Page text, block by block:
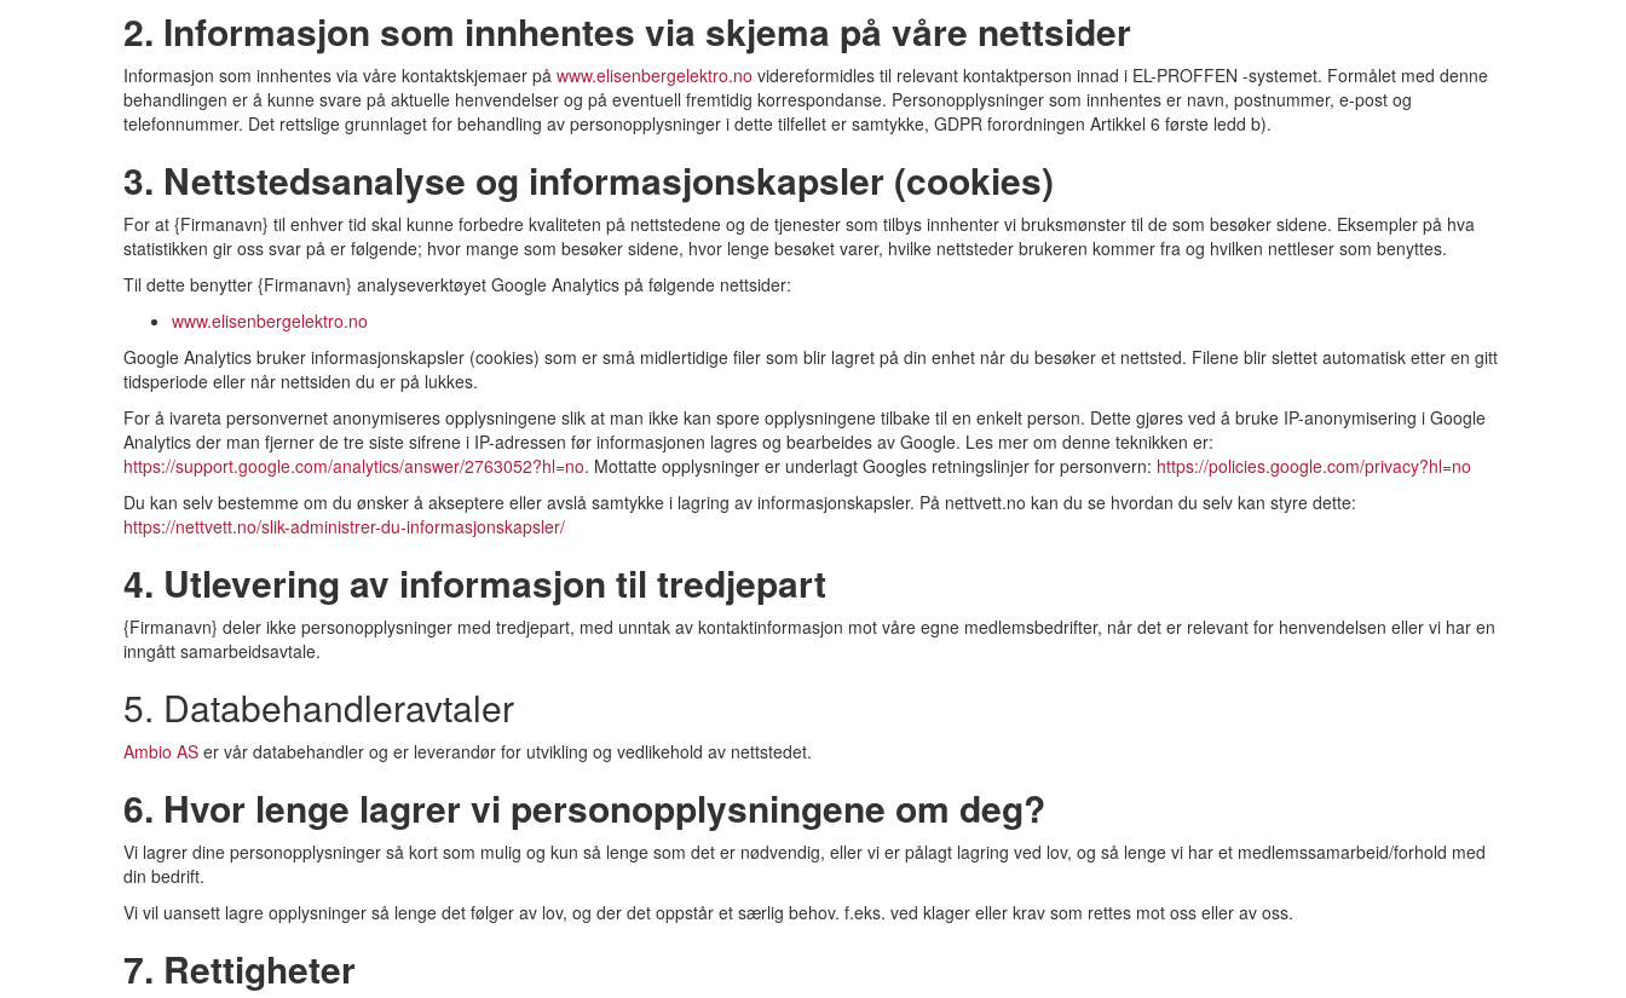
2. Informasjon som innhentes via skjema på våre nettsider
Informasjon som innhentes via våre kontaktskjemaer på www.elisenbergelektro.no videreformidles til relevant kontaktperson innad i EL-PROFFEN -systemet. Formålet med denne
behandlingen er å kunne svare på aktuelle henvendelser og på eventuell fremtidig korrespondanse. Personopplysninger som innhentes er navn, postnummer, e-post og
telefonnummer. Det rettslige grunnlaget for behandling av personopplysninger i dette tilfellet er samtykke, GDPR forordningen Artikkel 6 første ledd b).
3. Nettstedsanalyse og informasjonskapsler (cookies)
For at {Firmanavn} til enhver tid skal kunne forbedre kvaliteten på nettstedene og de tjenester som tilbys innhenter vi bruksmønster til de som besøker sidene. Eksempler på hva
statistikken gir oss svar på er følgende; hvor mange som besøker sidene, hvor lenge besøket varer, hvilke nettsteder brukeren kommer fra og hvilken nettleser som benyttes.
Til dette benytter {Firmanavn} analyseverktøyet Google Analytics på følgende nettsider:
www.elisenbergelektro.no
Google Analytics bruker informasjonskapsler (cookies) som er små midlertidige filer som blir lagret på din enhet når du besøker et nettsted. Filene blir slettet automatisk etter en gitt
tidsperiode eller når nettsiden du er på lukkes.
For å ivareta personvernet anonymiseres opplysningene slik at man ikke kan spore opplysningene tilbake til en enkelt person. Dette gjøres ved å bruke IP-anonymisering i Google
Analytics der man fjerner de tre siste sifrene i IP-adressen før informasjonen lagres og bearbeides av Google. Les mer om denne teknikken er:
https://support.google.com/analytics/answer/2763052?hl=no. Mottatte opplysninger er underlagt Googles retningslinjer for personvern: https://policies.google.com/privacy?hl=no
Du kan selv bestemme om du ønsker å akseptere eller avslå samtykke i lagring av informasjonskapsler. På nettvett.no kan du se hvordan du selv kan styre dette:
https://nettvett.no/slik-administrer-du-informasjonskapsler/
4. Utlevering av informasjon til tredjepart
{Firmanavn} deler ikke personopplysninger med tredjepart, med unntak av kontaktinformasjon mot våre egne medlemsbedrifter, når det er relevant for henvendelsen eller vi har en
inngått samarbeidsavtale.
5. Databehandleravtaler
Ambio AS er vår databehandler og er leverandør for utvikling og vedlikehold av nettstedet.
6. Hvor lenge lagrer vi personopplysningene om deg?
Vi lagrer dine personopplysninger så kort som mulig og kun så lenge som det er nødvendig, eller vi er pålagt lagring ved lov, og så lenge vi har et medlemssamarbeid/forhold med
din bedrift.
Vi vil uansett lagre opplysninger så lenge det følger av lov, og der det oppstår et særlig behov. f.eks. ved klager eller krav som rettes mot oss eller av oss.
7. Rettigheter